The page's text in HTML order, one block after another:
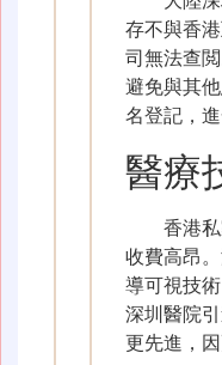
存不與香
司無法查
避免與其
名登記，進
醫療
香港
收費高昂
導可視技
深圳醫院
更先進，因